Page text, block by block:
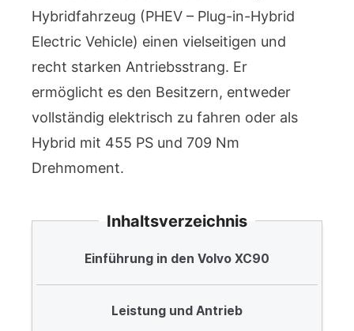
Hybridfahrzeug (PHEV – Plug-in-Hybrid
Electric Vehicle) einen vielseitigen und
recht starken Antriebsstrang. Er
ermöglicht es den Besitzern, entweder
vollständig elektrisch zu fahren oder als
Hybrid mit 455 PS und 709 Nm
Drehmoment.
Inhaltsverzeichnis
Einführung in den Volvo XC90
Leistung und Antrieb